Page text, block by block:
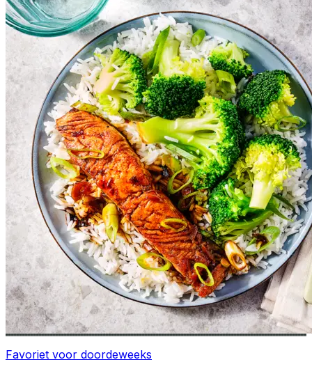
Favoriet voor doordeweeks